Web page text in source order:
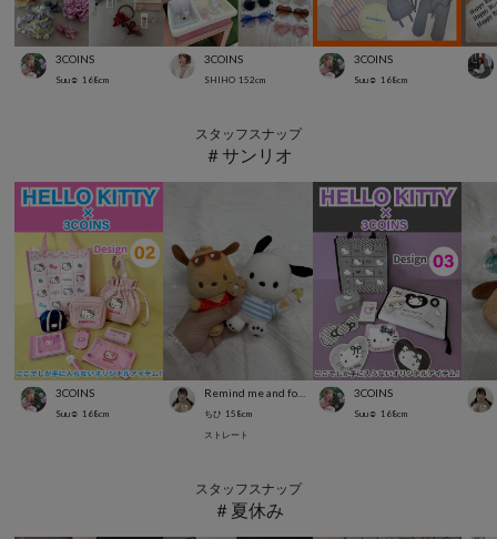
3COINS
Suu☺︎ 168cm
3COINS
SHIHO 152cm
3COINS
Suu☺︎ 168cm
スタッフスナップ
＃サンリオ
3COINS
Suu☺︎ 168cm ちひ 158cm
ストレート
3COINS
Suu☺︎ 168cm
スタッフスナップ
＃夏休み